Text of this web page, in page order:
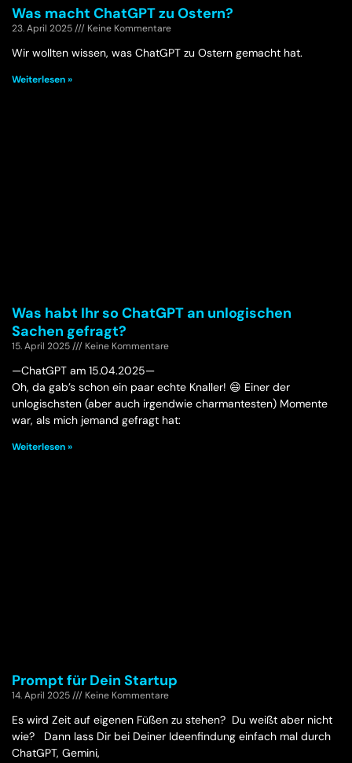
Was macht ChatGPT zu Ostern?
23. April 2025 Keine Kommentare
Wir wollten wissen, was ChatGPT zu Ostern gemacht hat.
Weiterlesen »
Was habt Ihr so ChatGPT an unlogischen
Sachen gefragt?
15. April 2025 Keine Kommentare
—ChatGPT am 15.04.2025—
Oh, da gab’s schon ein paar echte Knaller! 😄 Einer der
unlogischsten (aber auch irgendwie charmantesten) Momente
war, als mich jemand gefragt hat:
Weiterlesen »
Prompt für Dein Startup
14. April 2025 Keine Kommentare
Es wird Zeit auf eigenen Füßen zu stehen? Du weißt aber nicht
wie? Dann lass Dir bei Deiner Ideenfindung einfach mal durch
ChatGPT, Gemini,